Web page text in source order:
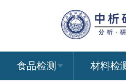
食品检测 材料检